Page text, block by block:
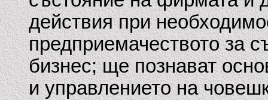
действия при
предприемачеството за
бизнес; ще познават
и управлението на